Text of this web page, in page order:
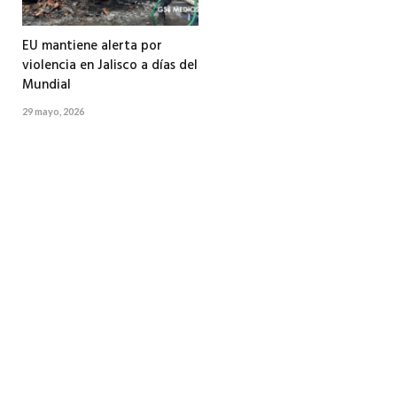
EU mantiene alerta por
violencia en Jalisco a días del
Mundial
29 mayo, 2026